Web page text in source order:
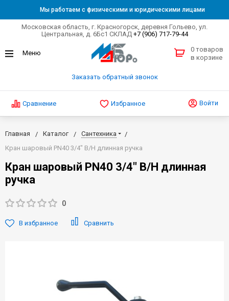
Мы работаем с физическими и юридическими лицами
Московская область, г. Красногорск, деревня Гольево, ул.
Центральная, д. 6Бс1 СКЛАД +7 (906) 717-79-44
Заказать обратный звонок
0 товаров
в корзине
Сравнение Избранное Войти
Главная Каталог
Сантехника
Кран шаровый PN40 3/4" В/Н длинная ручка
Кран шаровый PN40 3/4" В/Н длинная
ручка
0
В избранное Сравнить